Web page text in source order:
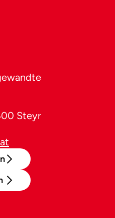
Steyr